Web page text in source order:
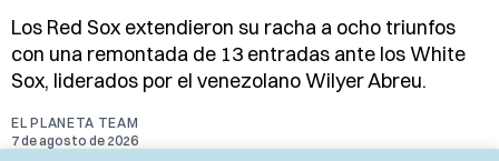
Los Red Sox extendieron su racha a ocho triunfos
con una remontada de 13 entradas ante los White
Sox, liderados por el venezolano Wilyer Abreu.
EL PLANETA TEAM
7 de agosto de 2026